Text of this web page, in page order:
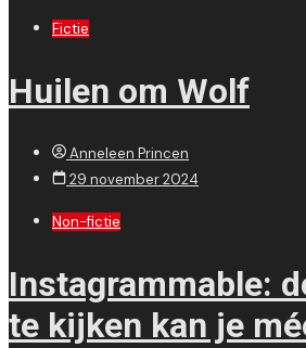
Fictie
Huilen om Wolf
Anneleen Princen
29 november 2024
Non-fictie
Instagrammable:
te kijken kan je